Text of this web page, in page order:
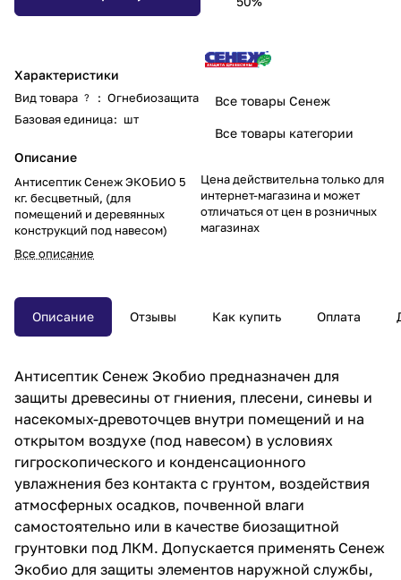
Характеристики
Вид товара ? : Огнебиозащита
Базовая единица: шт
Описание
Антисептик Сенеж ЭКОБИО 5
кг. бесцветный, (для
помещений и деревянных
конструкций под навесом)
Все описание
Все товары Сенеж
Все товары категории
Цена действительна только для
интернет-магазина и может
отличаться от цен в розничных
магазинах
Описание Отзывы Как купить Оплата
Антисептик Сенеж Экобио предназначен для
защиты древесины от гниения, плесени, синевы и
насекомых-древоточцев внутри помещений и на
открытом воздухе (под навесом) в условиях
гигроскопического и конденсационного
увлажнения без контакта с грунтом, воздействия
атмосферных осадков, почвенной влаги
самостоятельно или в качестве биозащитной
грунтовки под ЛКМ. Допускается применять Сенеж
Экобио для защиты элементов наружной службы,